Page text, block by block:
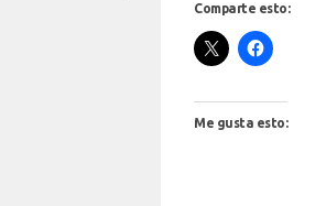
Comparte esto:
Me gusta esto: